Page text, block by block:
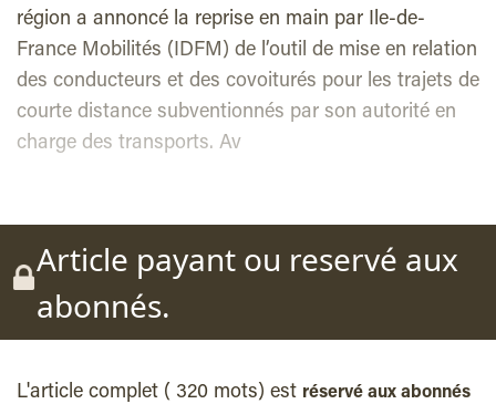
région a annoncé la reprise en main par Ile-de-
France Mobilités (IDFM) de l’outil de mise en relation
des conducteurs et des covoiturés pour les trajets de
courte distance subventionnés par son autorité en
charge des transports. Av
Article payant ou reservé aux
abonnés.
L'article complet ( 320 mots) est réservé aux abonnés